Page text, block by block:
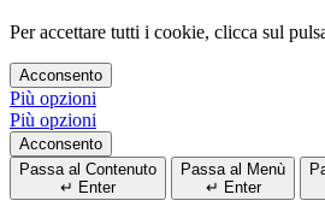
Per accettare tutti i cookie, clicca sul
Acconsento
Più opzioni
Più opzioni
Acconsento
Passa al Contenuto
↵ Enter
Passa al Menù
↵ Enter